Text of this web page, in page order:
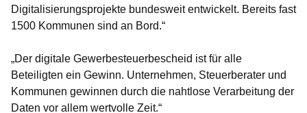
Digitalisierungsprojekte bundesweit entwickelt. Bereits fast
1500 Kommunen sind an Bord.“
„Der digitale Gewerbesteuerbescheid ist für alle
Beteiligten ein Gewinn. Unternehmen, Steuerberater und
Kommunen gewinnen durch die nahtlose Verarbeitung der
Daten vor allem wertvolle Zeit.“